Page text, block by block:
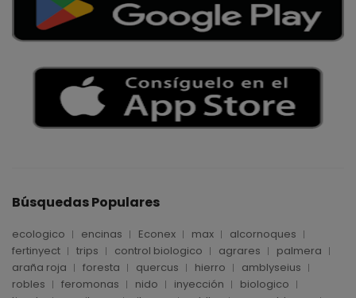
Búsquedas Populares
ecologico encinas Econex max
alcornoques
fertinyect
trips control biologico agrares
palmera
araña roja
foresta quercus hierro
amblyseius
robles
feromonas nido inyección
biologico